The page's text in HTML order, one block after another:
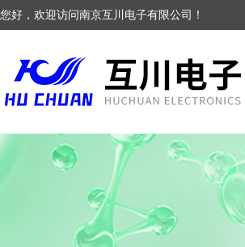
您好，欢迎访问南京互川电子有限公司！